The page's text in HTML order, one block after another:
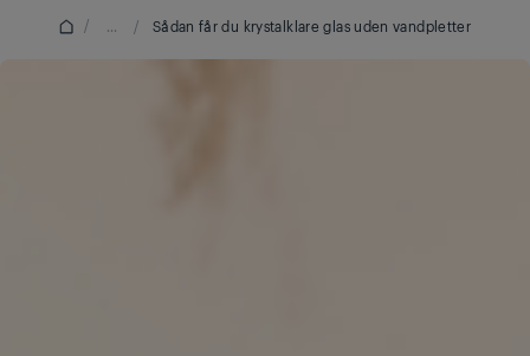
/ ... / Sådan får du krystalklare glas uden vandpletter